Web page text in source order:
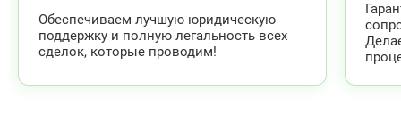
Обеспечиваем лучшую юридическую
поддержку и полную легальность всех
сделок, которые проводим!